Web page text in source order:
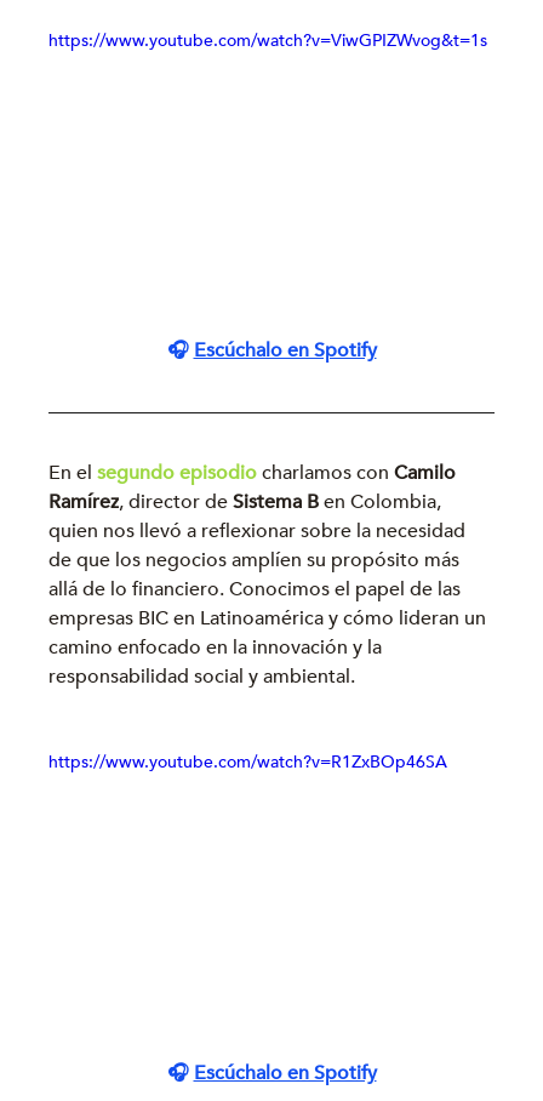
https://www.youtube.com/watch?v=ViwGPIZWvog&t=1s
🎧 Escúchalo en Spotify
En el segundo episodio charlamos con Camilo
Ramírez, director de Sistema B en Colombia,
quien nos llevó a reflexionar sobre la necesidad
de que los negocios amplíen su propósito más
allá de lo financiero. Conocimos el papel de las
empresas BIC en Latinoamérica y cómo lideran un
camino enfocado en la innovación y la
responsabilidad social y ambiental.
https://www.youtube.com/watch?v=R1ZxBOp46SA
🎧 Escúchalo en Spotify